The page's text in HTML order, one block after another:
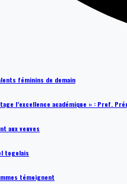
féminins de demain
l’excellence académique » : Prof.
aux veuves
togolais
témoignent